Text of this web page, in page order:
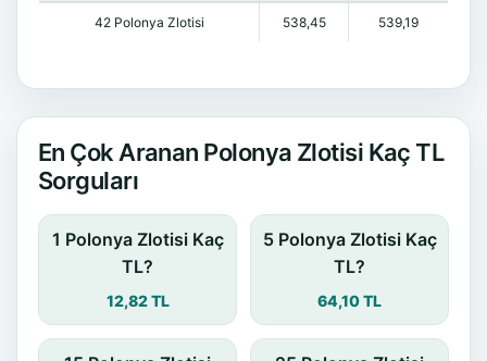
42 Polonya Zlotisi 538,45 539,19
En Çok Aranan Polonya Zlotisi Kaç TL
Sorguları
1 Polonya Zlotisi Kaç
TL?
12,82 TL
5 Polonya Zlotisi Kaç
TL?
64,10 TL